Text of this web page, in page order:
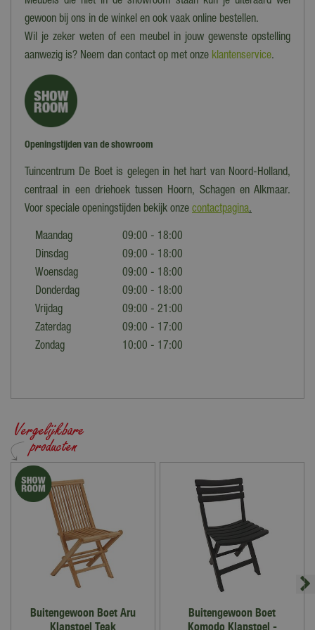
gewoon bij ons in de winkel en ook vaak online bestellen.
Wil je zeker weten of een meubel in jouw gewenste opstelling
aanwezig is? Neem dan contact op met onze klantenservice.
Openingstijden van de showroom
Tuincentrum De Boet is gelegen in het hart van Noord-Holland,
centraal in een driehoek tussen Hoorn, Schagen en Alkmaar.
Voor speciale openingstijden bekijk onze contactpagina.
Maandag
09:00 - 18:00
Dinsdag
09:00 - 18:00
Woensdag
09:00 - 18:00
Donderdag
09:00 - 18:00
Vrijdag
09:00 - 21:00
Zaterdag
09:00 - 17:00
Zondag
10:00 - 17:00
Buitengewoon Boet Aru
Klapstoel Teak
Buitengewoon Boet
Komodo Klapstoel -